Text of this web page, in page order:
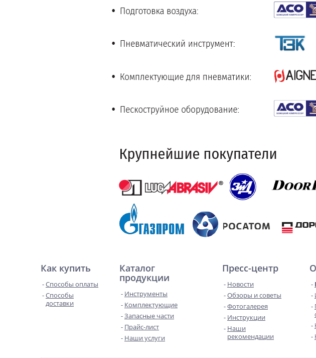
Как купить
Способы оплаты
Способы
доставки
Каталог
продукции
Инструменты
Комплектующие
Запасные части
Прайс-лист
Наши услуги
Пресс-центр
Новости
Обзоры и советы
Фотогалерея
Инструкции
Наши
рекомендации